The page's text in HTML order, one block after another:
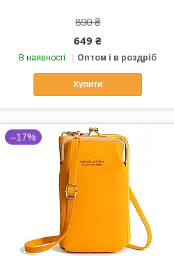
890 ₴
649 ₴
В наявності Оптом і в роздріб
Купити
–17%